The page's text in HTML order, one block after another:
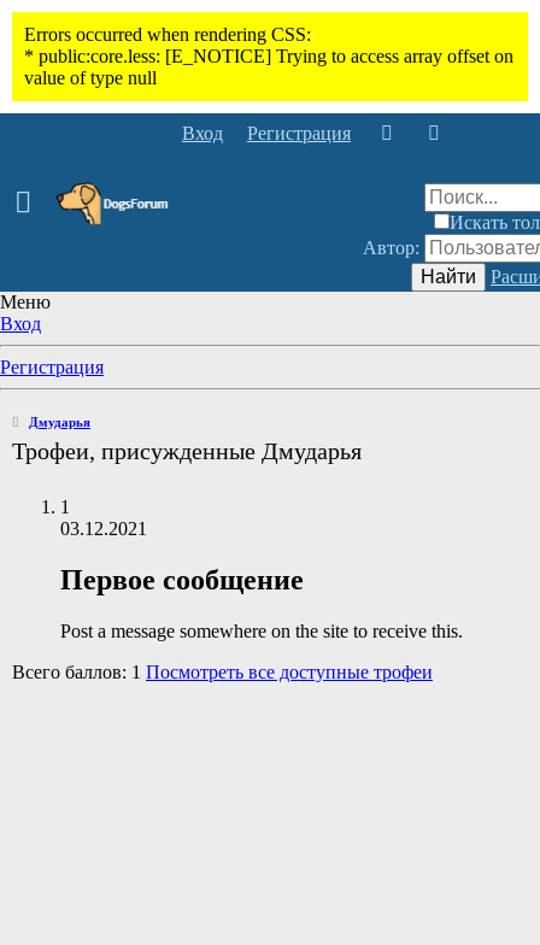
Вход Регистрация
Искать
Автор:
Найти
Меню
Вход
Регистрация
Дмударья
Трофеи, присужденные Дмударья
1
03.12.2021
Первое сообщение
Post a message somewhere on the site to receive this.
Всего баллов: 1 Посмотреть все доступные трофеи